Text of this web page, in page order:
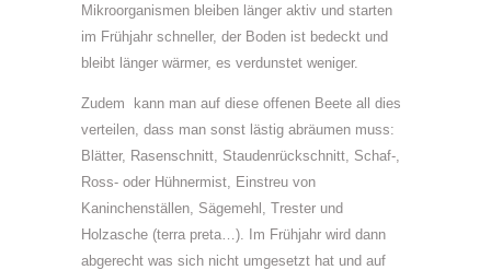
Mikroorganismen bleiben länger aktiv und starten
im Frühjahr schneller, der Boden ist bedeckt und
bleibt länger wärmer, es verdunstet weniger.
Zudem kann man auf diese offenen Beete all dies
verteilen, dass man sonst lästig abräumen muss:
Blätter, Rasenschnitt, Staudenrückschnitt, Schaf-,
Ross- oder Hühnermist, Einstreu von
Kaninchenställen, Sägemehl, Trester und
Holzasche (terra preta…). Im Frühjahr wird dann
abgerecht was sich nicht umgesetzt hat und auf